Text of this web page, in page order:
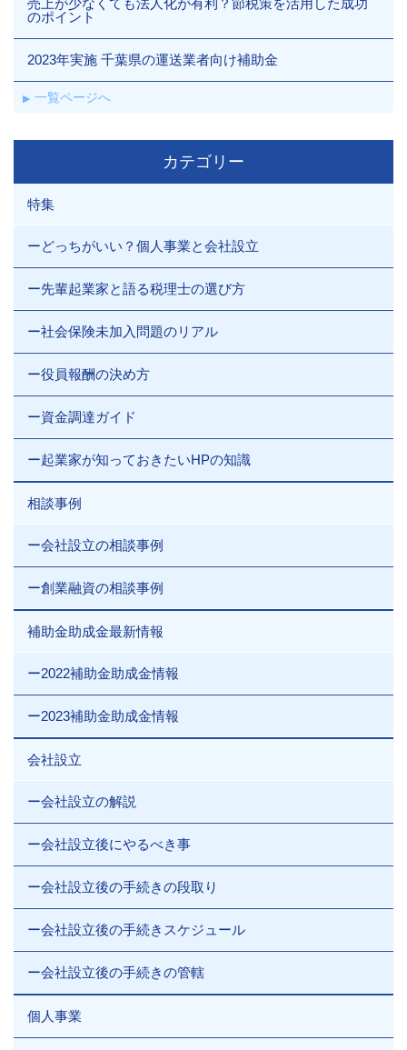
売上が少なくても法人化が有利？節税策を活用した成功
のポイント
2023年実施 千葉県の運送業者向け補助金
一覧ページへ
カテゴリー
特集
ーどっちがいい？個人事業と会社設立
ー先輩起業家と語る税理士の選び方
ー社会保険未加入問題のリアル
ー役員報酬の決め方
ー資金調達ガイド
ー起業家が知っておきたいHPの知識
相談事例
ー会社設立の相談事例
ー創業融資の相談事例
補助金助成金最新情報
ー2022補助金助成金情報
ー2023補助金助成金情報
会社設立
ー会社設立の解説
ー会社設立後にやるべき事
ー会社設立後の手続きの段取り
ー会社設立後の手続きスケジュール
ー会社設立後の手続きの管轄
個人事業